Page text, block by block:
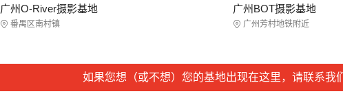
广州O-River摄影基地
番禺区南村镇
广州BOT摄影基地
广州芳村地铁附近
如果您想（或不想）您的基地出现在这里，请联系我们